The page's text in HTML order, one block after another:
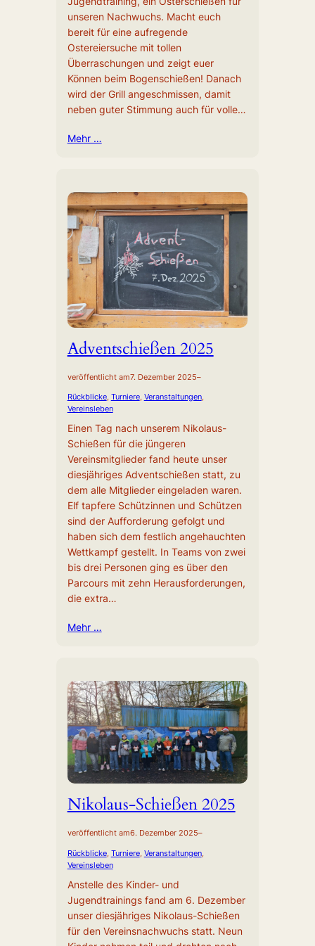
unseren Nachwuchs. Macht euch
bereit für eine aufregende
Ostereiersuche mit tollen
Überraschungen und zeigt euer
Können beim Bogenschießen! Danach
wird der Grill angeschmissen, damit
neben guter Stimmung auch für volle…
Mehr …
Adventschießen 2025
veröffentlicht am7. Dezember 2025–
Rückblicke, Turniere, Veranstaltungen ,
Vereinsleben
Einen Tag nach unserem Nikolaus-
Schießen für die jüngeren
Vereinsmitglieder fand heute unser
diesjähriges Adventschießen statt, zu
dem alle Mitglieder eingeladen waren.
Elf tapfere Schützinnen und Schützen
sind der Aufforderung gefolgt und
haben sich dem festlich angehauchten
Wettkampf gestellt. In Teams von zwei
bis drei Personen ging es über den
Parcours mit zehn Herausforderungen,
die extra…
Mehr …
Nikolaus-Schießen 2025
veröffentlicht am6. Dezember 2025–
Rückblicke, Turniere, Veranstaltungen
Vereinsleben
Anstelle des Kinder- und
Jugendtrainings fand am 6. Dezember
unser diesjähriges Nikolaus-Schießen
für den Vereinsnachwuchs statt. Neun